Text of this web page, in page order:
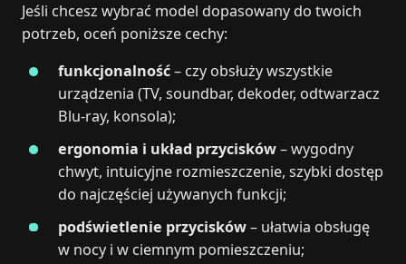
Jeśli chcesz wybrać model dopasowany do twoich
potrzeb, oceń poniższe cechy:
funkcjonalność– czy obsłuży wszystkie
urządzenia (TV, soundbar, dekoder, odtwarzacz
Blu‑ray, konsola);
ergonomia i układ przycisków– wygodny
chwyt, intuicyjne rozmieszczenie, szybki dostęp
do najczęściej używanych funkcji;
podświetlenie przycisków– ułatwia obsługę
w nocy i w ciemnym pomieszczeniu;